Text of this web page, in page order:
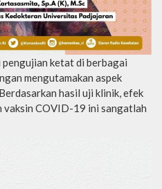
ketat di berbagai
mengutamakan aspek
hasil uji klinik, efek
vaksin COVID-19 ini sangatlah